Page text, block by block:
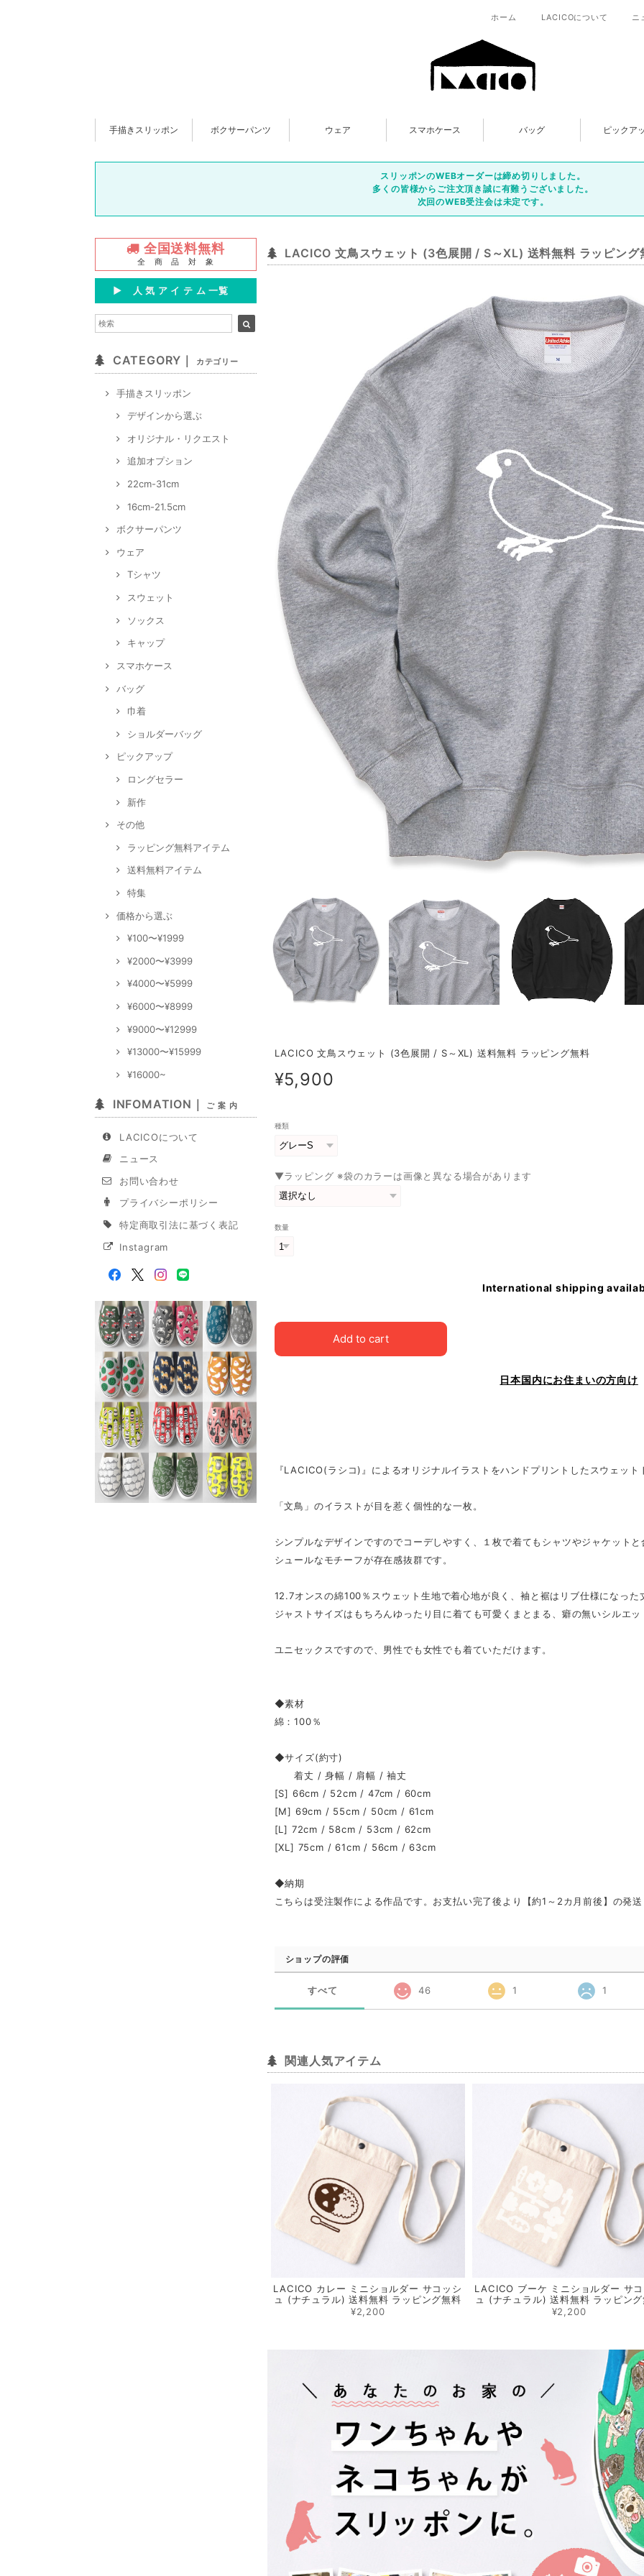
ホーム LACICOについて ニ
手描きスリッポン ボクサーパンツ ウェア スマホケース バッグ ピックア
スリッポンのWEBオーダーは締め切りしました。
多くの皆様からご注文頂き誠に有難うございました。
次回のWEB受注会は未定です。
全国送料無料
全 商 品 対 象
▶︎ 人 気 ア イ テ ム 一覧
CATEGORY｜ カテゴリー
手描きスリッポン
デザインから選ぶ
オリジナル・リクエスト
追加オプション
22cm-31cm
16cm-21.5cm
ボクサーパンツ
ウェア
Tシャツ
スウェット
ソックス
キャップ
スマホケース
バッグ
巾着
ショルダーバッグ
ピックアップ
ロングセラー
新作
その他
ラッピング無料アイテム
送料無料アイテム
特集
価格から選ぶ
¥100〜¥1999
¥2000〜¥3999
¥4000〜¥5999
¥6000〜¥8999
¥9000〜¥12999
¥13000〜¥15999
¥16000~
INFOMATION｜ ご 案 内
LACICOについて
ニュース
お問い合わせ
プライバシーポリシー
特定商取引法に基づく表記
Instagram
LACICO 文鳥スウェット (3色展開 / S～XL) 送料無料 ラッピング
LACICO 文鳥スウェット (3色展開 / S～XL) 送料無料 ラッピング無料
¥5,900
種類
▼ラッピング ※袋のカラーは画像と異なる場合があります
数量
International shipping
Add to cart
日本国内にお住まいの方向け
『LACICO(ラシコ)』によるオリジナルイラストをハンドプリントしたスウェット
「文鳥」のイラストが目を惹く個性的な一枚。
シンプルなデザインですのでコーデしやすく、１枚で着てもシャツやジャケット
シュールなモチーフが存在感抜群です。
12.7オンスの綿100％スウェット生地で着心地が良く、袖と裾はリブ仕様になった
ジャストサイズはもちろんゆったり目に着ても可愛くまとまる、癖の無いシルエ
ユニセックスですので、男性でも女性でも着ていただけます。
◆素材
綿：100％
◆サイズ(約寸)
着丈 / 身幅 / 肩幅 / 袖丈
[S] 66cm / 52cm / 47cm / 60cm
[M] 69cm / 55cm / 50cm / 61cm
[L] 72cm / 58cm / 53cm / 62cm
[XL] 75cm / 61cm / 56cm / 63cm
◆納期
こちらは受注製作による作品です。お支払い完了後より【約1～2カ月前後】の発
ショップの評価
すべて 46 1 1
関連人気アイテム
LACICO カレー ミニショルダー サコッシ
ュ (ナチュラル) 送料無料 ラッピング無料
¥2,200
LACICO ブーケ ミニショルダー サ
ュ (ナチュラル) 送料無料 ラッピン
¥2,200